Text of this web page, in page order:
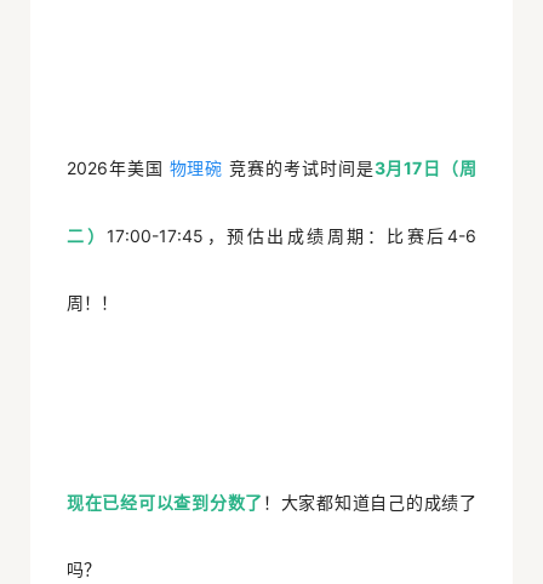
2026年美国 物理碗 竞赛的考试时间是3月17日（周
二）17:00-17:45，预估出成绩周期：比赛后4-6
周！！
现在已经可以查到分数了 ！大家都知道自己的成绩了
吗？